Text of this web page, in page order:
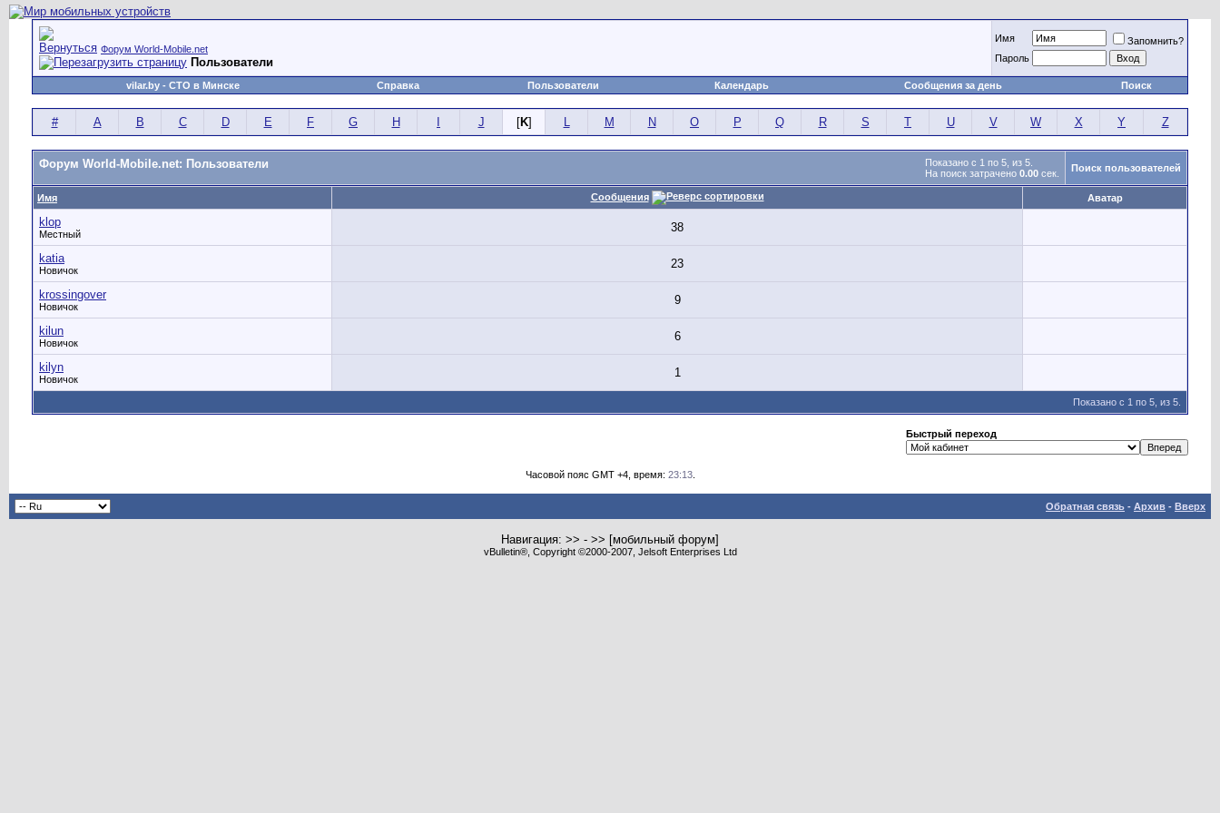
Форум World-Mobile.net
Пользователи
Имя
Запомнить?
Пароль
vilar.by - СТО в Минске Справка Пользователи Календарь Сообщения за день Поиск
# A B C D E F G H J [K] L M N O P Q R S T U V W X Y Z
Показано с 1 по 5, из 5.
На поиск затрачено 0.00 сек.
Форум World-Mobile.net: Пользователи Поиск пользователей
Имя Сообщения Аватар
klop
Местный 38
katia
Новичок 23
krossingover
Новичок 9
kilun
Новичок 6
kilyn
Новичок 1
Показано с 1 по 5, из 5.
Быстрый переход
Часовой пояс GMT +4, время: 23:13.
Обратная связь - Архив - Вверх
Навигация: >> - >> [мобильный форум]
vBulletin®, Copyright ©2000-2007, Jelsoft Enterprises Ltd